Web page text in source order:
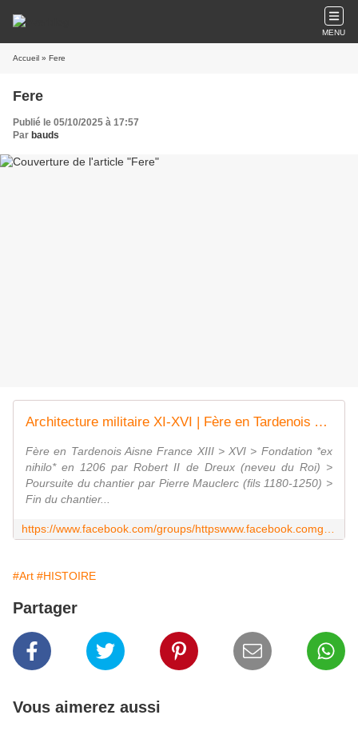
MENU
Accueil » Fere
Fere
Publié le 05/10/2025 à 17:57
Par bauds
Architecture militaire XI-XVI | Fère en Tardenois Aisne France | Facebook
Fère en Tardenois Aisne France XIII > XVI > Fondation *ex
nihilo* en 1206 par Robert II de Dreux (neveu du Roi) >
Poursuite du chantier par Pierre Mauclerc (fils 1180-1250) >
Fin du chantier...
#Art #HISTOIRE
Partager
Vous aimerez aussi